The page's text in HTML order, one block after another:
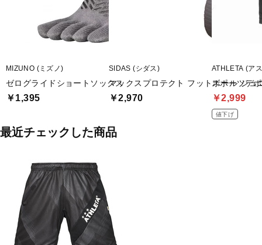
MIZUNO (ミズノ)
ゼログライドショートソックス
￥1,395
SIDAS (シダス)
マックスプロテクト フットボール ジュ
￥2,970
ATHLETA (ア
スポーツデ
￥2,999
値下げ
最近チェックした商品